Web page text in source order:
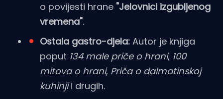
o povijesti hrane "Jelovnici izgubljenog
vremena".
Ostala gastro-djela: Autor je knjiga
poput 134 male priče o hrani, 100
mitova o hrani, Priča o dalmatinskoj
kuhinjii drugih.